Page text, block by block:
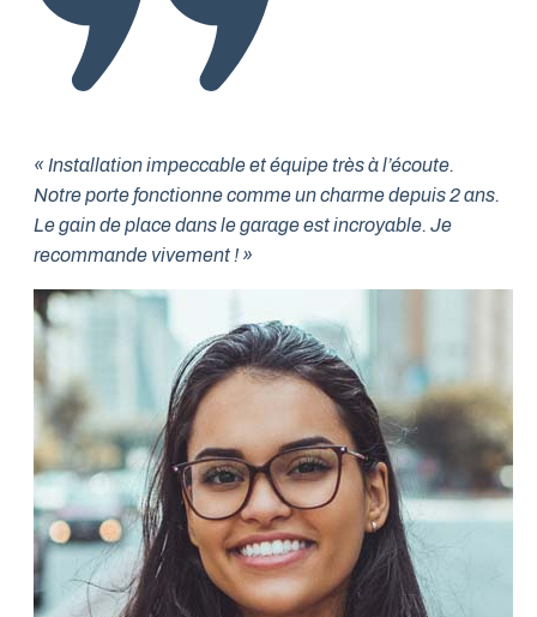
« Installation impeccable et équipe très à l’écoute.
Notre porte fonctionne comme un charme depuis 2 ans.
Le gain de place dans le garage est incroyable. Je
recommande vivement ! »